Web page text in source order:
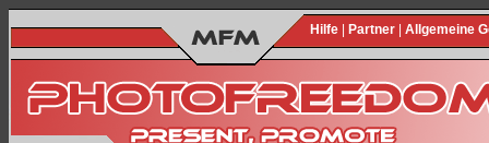
Hilfe Partner Allgemeine